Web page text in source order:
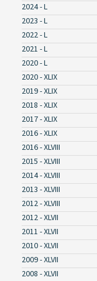
2024 - L
2023 - L
2022 - L
2021 - L
2020 - L
2020 - XLIX
2019 - XLIX
2018 - XLIX
2017 - XLIX
2016 - XLIX
2016 - XLVIII
2015 - XLVIII
2014 - XLVIII
2013 - XLVIII
2012 - XLVIII
2012 - XLVII
2011 - XLVII
2010 - XLVII
2009 - XLVII
2008 - XLVII